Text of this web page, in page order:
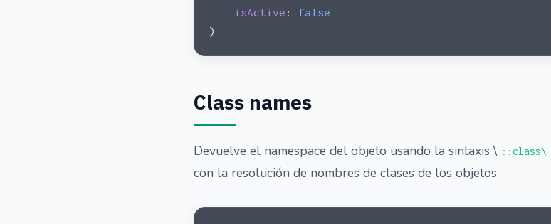
    isActive
: false
)
Class names
Devuelve el namespace del objeto usando la sintaxis \ ::class\
con la resolución de nombres de clases de los objetos.